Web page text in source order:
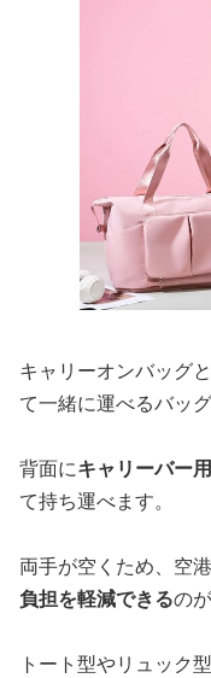
キャリーオンバッグ
て一緒に運べるバッ
背面にキャリーバー
て持ち運べます。
両手が空くため、空
負担を軽減できるの
トート型やリュック